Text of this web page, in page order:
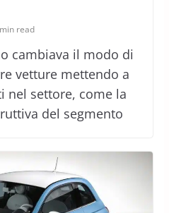
read
cambiava il modo di
vetture mettendo a
nel settore, come la
del segmento